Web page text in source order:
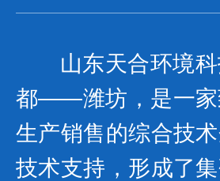
山东天合环境
都——潍坊，是一家
生产销售的综合技
技术支持，形成了